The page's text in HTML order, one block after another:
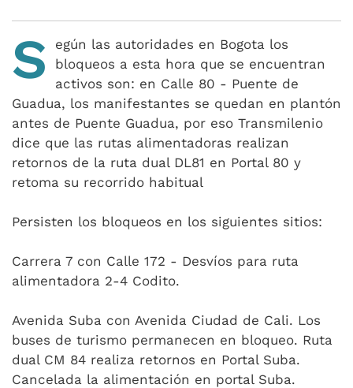
S
egún las autoridades en Bogota los
bloqueos a esta hora que se encuentran
activos son: en Calle 80 - Puente de
Guadua, los manifestantes se quedan en plantón
antes de Puente Guadua, por eso Transmilenio
dice que las rutas alimentadoras realizan
retornos de la ruta dual DL81 en Portal 80 y
retoma su recorrido habitual
Persisten los bloqueos en los siguientes sitios:
Carrera 7 con Calle 172 - Desvíos para ruta
alimentadora 2-4 Codito.
Avenida Suba con Avenida Ciudad de Cali. Los
buses de turismo permanecen en bloqueo. Ruta
dual CM 84 realiza retornos en Portal Suba.
Cancelada la alimentación en portal Suba.